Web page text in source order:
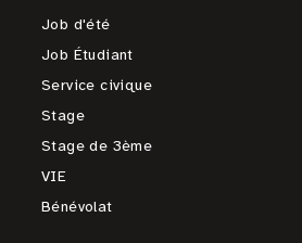
Job d'été
Job Étudiant
Service civique
Stage
Stage de 3ème
VIE
Bénévolat